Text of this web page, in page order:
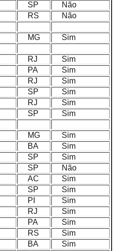
SP
Não
RS
Não
MG
Sim
RJ
Sim
PA
Sim
RJ
Sim
SP
Sim
RJ
Sim
SP
Sim
MG
Sim
BA
Sim
SP
Sim
SP
Não
AC
Sim
SP
Sim
PI
Sim
RJ
Sim
PA
Sim
RS
Sim
BA
Sim